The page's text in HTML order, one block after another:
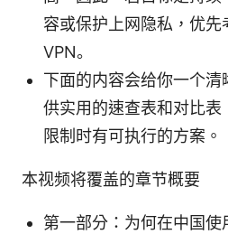
容或保护上网隐私，优
VPN。
下面的内容会给你一个
供实用的速查表和对比
限制时有可执行的方案。
本视频将覆盖的章节概要
第一部分：为何在中国